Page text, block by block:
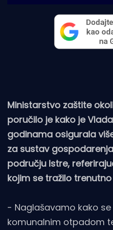
Ministarstvo zaštite
poručilo je kako je
godinama osigurala
za sustav
području Istre,
kojim se tražilo
- Naglašavamo kako
komunalnim otpadom